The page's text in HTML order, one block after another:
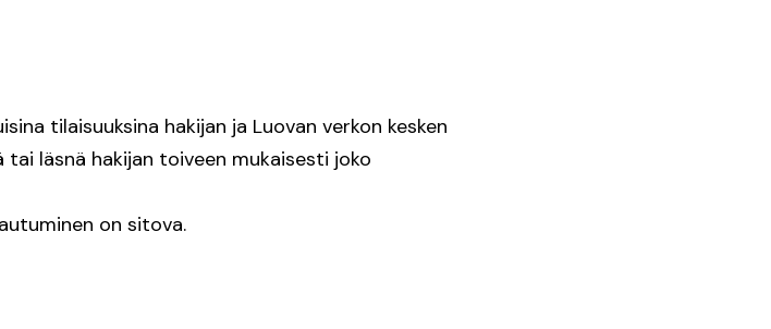
tilaisuuksina hakijan ja Luovan verkon kesken
läsnä hakijan toiveen mukaisesti joko
on sitova.